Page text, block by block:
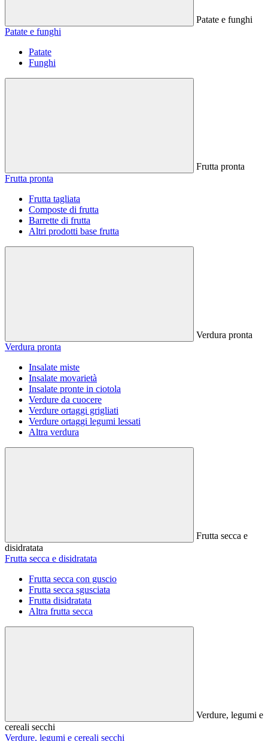
Patate e funghi
Patate e funghi
Patate
Funghi
Frutta pronta
Frutta pronta
Frutta tagliata
Composte di frutta
Barrette di frutta
Altri prodotti base frutta
Verdura pronta
Verdura pronta
Insalate miste
Insalate movarietà
Insalate pronte in ciotola
Verdure da cuocere
Verdure ortaggi grigliati
Verdure ortaggi legumi lessati
Altra verdura
Frutta secca e
disidratata
Frutta secca e disidratata
Frutta secca con guscio
Frutta secca sgusciata
Frutta disidratata
Altra frutta secca
Verdure, legumi e
cereali secchi
Verdure, legumi e cereali secchi